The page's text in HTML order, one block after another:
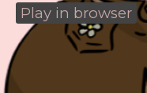
Play in browser